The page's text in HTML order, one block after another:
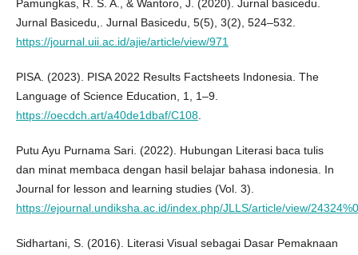
Pamungkas, R. S. A., & Wantoro, J. (2020). Jurnal basicedu.
Jurnal Basicedu,. Jurnal Basicedu, 5(5), 3(2), 524–532.
https://journal.uii.ac.id/ajie/article/view/971
PISA. (2023). PISA 2022 Results Factsheets Indonesia. The
Language of Science Education, 1, 1–9.
https://oecdch.art/a40de1dbaf/C108.
Putu Ayu Purnama Sari. (2022). Hubungan Literasi baca tulis
dan minat membaca dengan hasil belajar bahasa indonesia. In
Journal for lesson and learning studies (Vol. 3).
https://ejournal.undiksha.ac.id/index.php/JLLS/article/view/
Sidhartani, S. (2016). Literasi Visual sebagai Dasar Pemaknaan